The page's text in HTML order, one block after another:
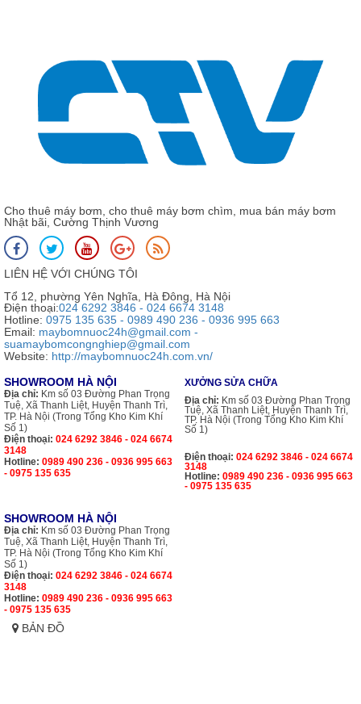
Cho thuê máy bơm, cho thuê máy bơm chìm, mua bán máy bơm
Nhật bãi, Cường Thịnh Vương
LIÊN HỆ VỚI CHÚNG TÔI
Tổ 12, phường Yên Nghĩa, Hà Đông, Hà Nội
Điện thoại:024 6292 3846 - 024 6674 3148
Hotline: 0975 135 635 - 0989 490 236 - 0936 995 663
Email: maybomnuoc24h@gmail.com -
suamaybomcongnghiep@gmail.com
Website: http://maybomnuoc24h.com.vn/
SHOWROOM HÀ NỘI
Địa chỉ: Km số 03 Đường Phan Trọng
Tuệ, Xã Thanh Liệt, Huyện Thanh Trì,
TP. Hà Nội (Trong Tổng Kho Kim Khí
Số 1)
Điện thoại: 024 6292 3846 - 024 6674
3148
Hotline: 0989 490 236 - 0936 995 663
- 0975 135 635
XƯỞNG SỬA CHỮA
Địa chỉ: Km số 03 Đường Phan Trọng
Tuệ, Xã Thanh Liệt, Huyện Thanh Trì,
TP. Hà Nội (Trong Tổng Kho Kim Khí
Số 1)
Điện thoại: 024 6292 3846 - 024 6674
3148
Hotline: 0989 490 236 - 0936 995 663
- 0975 135 635
SHOWROOM HÀ NỘI
Địa chỉ: Km số 03 Đường Phan Trọng
Tuệ, Xã Thanh Liệt, Huyện Thanh Trì,
TP. Hà Nội (Trong Tổng Kho Kim Khí
Số 1)
Điện thoại: 024 6292 3846 - 024 6674
3148
Hotline: 0989 490 236 - 0936 995 663
- 0975 135 635
BẢN ĐỒ